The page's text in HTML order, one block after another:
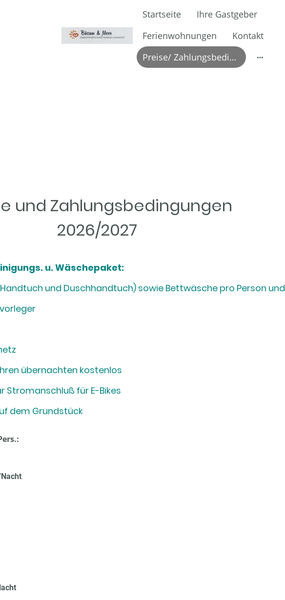
Startseite
Ihre Gastgeber
Ferienwohnungen
Kontakt
Preise/ Zahlungsbedingungen
und Zahlungsbedingungen
2026/2027
u. Wäschepaket:
und Duschhandtuch) sowie Bettwäsche pro Person und
übernachten kostenlos
Stromanschluß für E-Bikes
dem Grundstück